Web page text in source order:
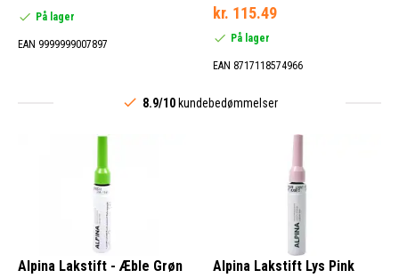
På lager
EAN 9999999007897
kr. 115.49
På lager
EAN 8717118574966
8.9/10kundebedømmelser
Alpina Lakstift - Æble Grøn
Alpina Lakstift Lys Pink